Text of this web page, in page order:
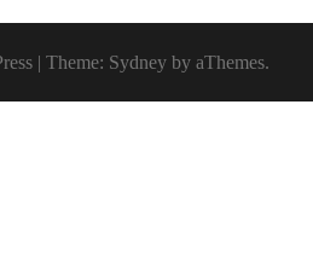
| Theme: Sydney by aThemes.